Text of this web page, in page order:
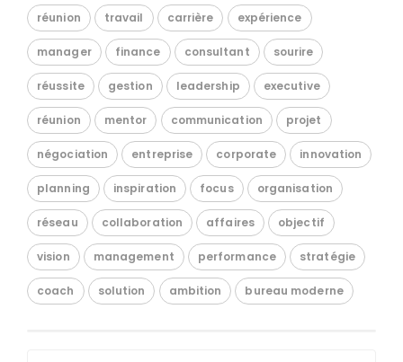
réunion travail carrière expérience
manager finance consultant sourire
réussite gestion leadership executive
réunion mentor communication projet
négociation entreprise corporate innovation
planning inspiration focus organisation
réseau collaboration affaires objectif
vision management performance stratégie
coach solution ambition bureau moderne